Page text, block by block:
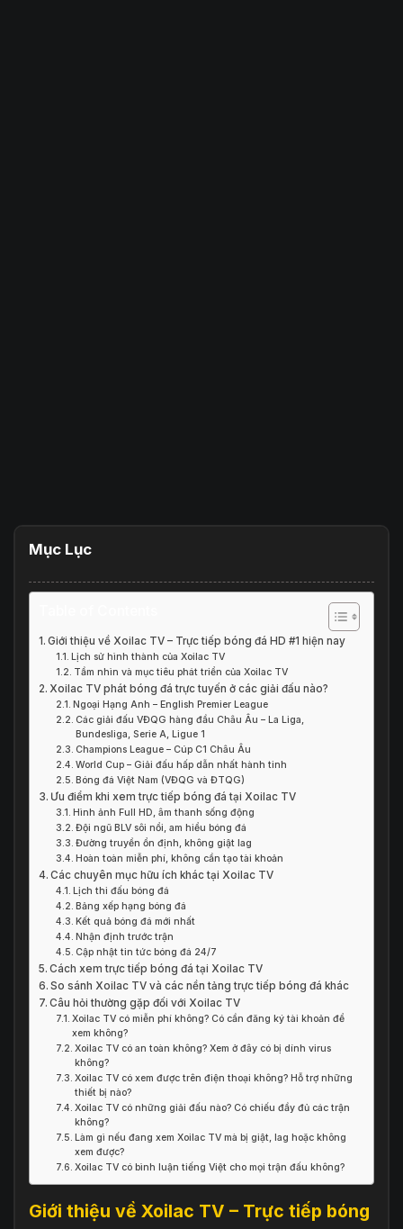
Mục Lục
Giới thiệu về Xoilac TV – Trực tiếp bóng đá HD #1 hiện nay
Lịch sử hình thành của Xoilac TV
Tầm nhìn và mục tiêu phát triển của Xoilac TV
Xoilac TV phát bóng đá trực tuyến ở các giải đấu nào?
Ngoại Hạng Anh – English Premier League
Các giải đấu VĐQG hàng đầu Châu Âu – La Liga,
Bundesliga, Serie A, Ligue 1
Champions League – Cúp C1 Châu Âu
World Cup – Giải đấu hấp dẫn nhất hành tinh
Bóng đá Việt Nam (VĐQG và ĐTQG)
Ưu điểm khi xem trực tiếp bóng đá tại Xoilac TV
Hình ảnh Full HD, âm thanh sống động
Đội ngũ BLV sôi nổi, am hiểu bóng đá
Đường truyền ổn định, không giật lag
Hoàn toàn miễn phí, không cần tạo tài khoản
Các chuyên mục hữu ích khác tại Xoilac TV
Lịch thi đấu bóng đá
Bảng xếp hạng bóng đá
Kết quả bóng đá mới nhất
Nhận định trước trận
Cập nhật tin tức bóng đá 24/7
Cách xem trực tiếp bóng đá tại Xoilac TV
So sánh Xoilac TV và các nền tảng trực tiếp bóng đá khác
Câu hỏi thường gặp đối với Xoilac TV
Xoilac TV có miễn phí không? Có cần đăng ký tài khoản để
xem không?
Xoilac TV có an toàn không? Xem ở đây có bị dính virus
không?
Xoilac TV có xem được trên điện thoại không? Hỗ trợ những
thiết bị nào?
Xoilac TV có những giải đấu nào? Có chiếu đầy đủ các trận
không?
Làm gì nếu đang xem Xoilac TV mà bị giật, lag hoặc không
xem được?
Xoilac TV có bình luận tiếng Việt cho mọi trận đấu không?
Giới thiệu về Xoilac TV – Trực tiếp bóng